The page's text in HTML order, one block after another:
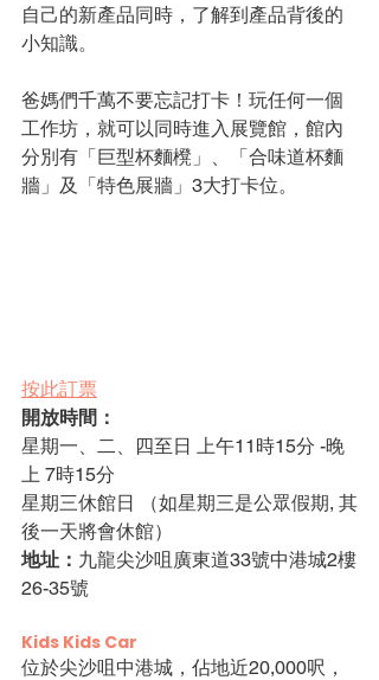
自己的新產品同時，了解到產品背後的
小知識。
爸媽們千萬不要忘記打卡！玩任何一個
工作坊，就可以同時進入展覽館，館內
分別有「巨型杯麵櫈」、「合味道杯麵
牆」及「特色展牆」3大打卡位。
按此訂票
開放時間：
星期一、二、四至日 上午11時15分 -晚
上 7時15分
星期三休館日 （如星期三是公眾假期, 其
後一天將會休館）
地址： 九龍尖沙咀廣東道33號中港城2樓
26-35號
Kids Kids Car
位於尖沙咀中港城，佔地近20,000呎，